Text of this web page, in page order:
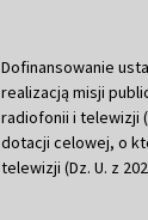
Dofinansowanie
realizacją misji
radiofonii i telewizji
dotacji celowej, o
telewizji (Dz. U. z